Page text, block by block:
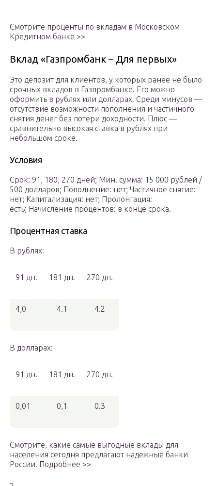
Смотрите проценты по вкладам в Московском
Кредитном банке >>
Вклад «Газпромбанк – Для первых»
Это депозит для клиентов, у которых ранее не было
срочных вкладов в Газпромбанке. Его можно
оформить в рублях или долларах. Среди минусов —
отсутствие возможности пополнения и частичного
снятия денег без потери доходности. Плюс —
сравнительно высокая ставка в рублях при
небольшом сроке.
Условия
Срок: 91, 180, 270 дней; Мин. сумма: 15 000 рублей /
500 долларов; Пополнение: нет; Частичное снятие:
нет; Капитализация: нет; Пролонгация:
есть; Начисление процентов: в конце срока.
Процентная ставка
В рублях:
91 дн. 181 дн. 270 дн.
4,0 4.1 4.2
В долларах:
91 дн. 181 дн. 270 дн.
0,01 0,1 0.3
Смотрите, какие самые выгодные вклады для
населения сегодня предлагают надежные банки
России. Подробнее >>